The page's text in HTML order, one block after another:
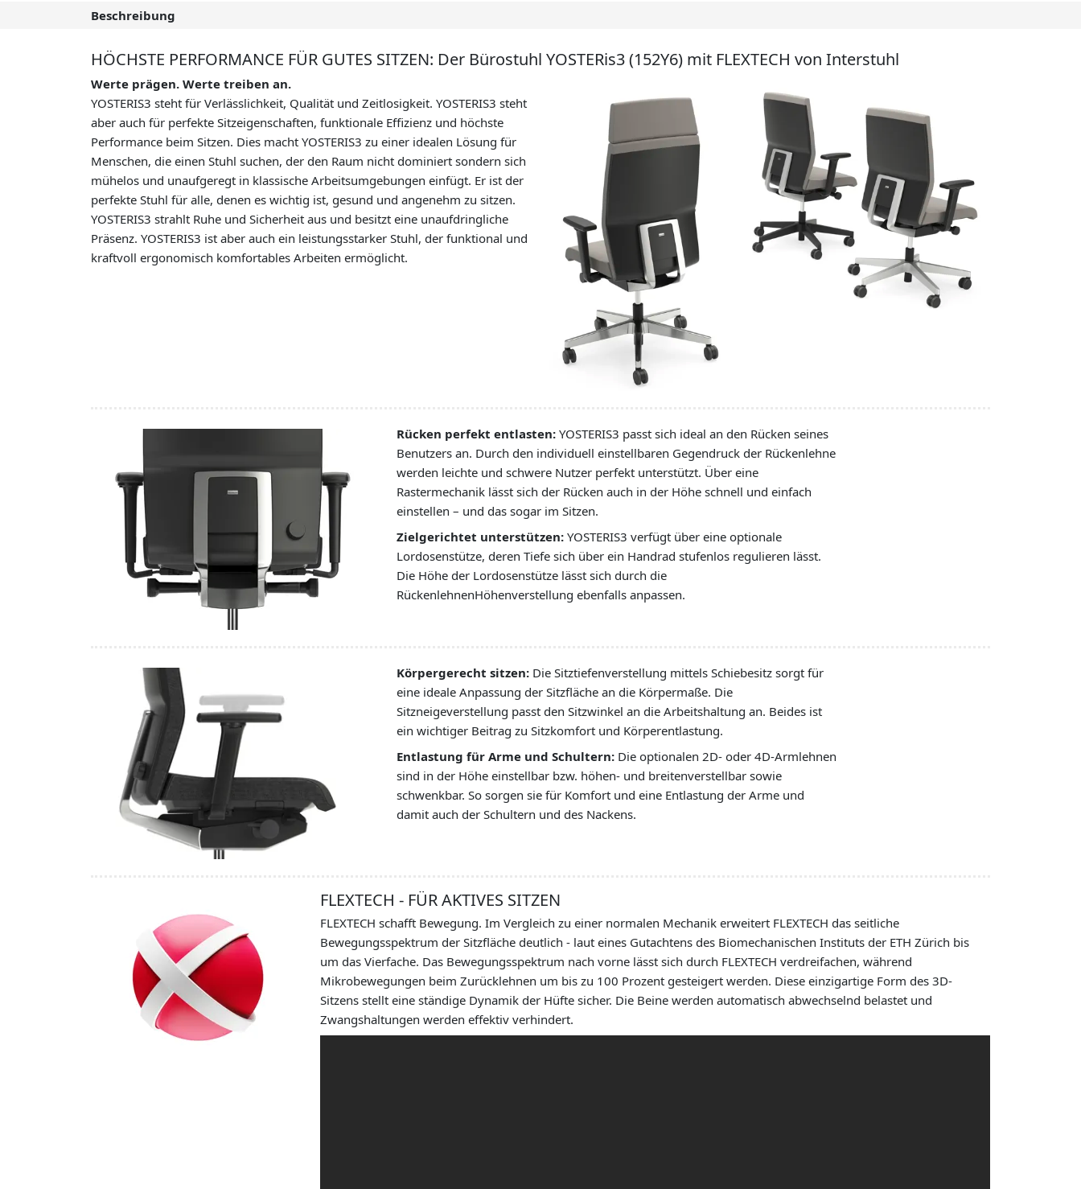
Beschreibung
HÖCHSTE PERFORMANCE FÜR GUTES SITZEN: Der Bürostuhl YOSTERis3 (152Y6) mit FLEXTECH von Interstuhl
Werte prägen. Werte treiben an.
YOSTERIS3 steht für Verlässlichkeit, Qualität und Zeitlosigkeit. YOSTERIS3 steht
aber auch für perfekte Sitzeigenschaften, funktionale Effizienz und höchste
Performance beim Sitzen. Dies macht YOSTERIS3 zu einer idealen Lösung für
Menschen, die einen Stuhl suchen, der den Raum nicht dominiert sondern sich
mühelos und unaufgeregt in klassische Arbeitsumgebungen einfügt. Er ist der
perfekte Stuhl für alle, denen es wichtig ist, gesund und angenehm zu sitzen.
YOSTERIS3 strahlt Ruhe und Sicherheit aus und besitzt eine unaufdringliche
Präsenz. YOSTERIS3 ist aber auch ein leistungsstarker Stuhl, der funktional und
kraftvoll ergonomisch komfortables Arbeiten ermöglicht.
Rücken perfekt entlasten: YOSTERIS3 passt sich ideal an den Rücken seines
Benutzers an. Durch den individuell einstellbaren Gegendruck der Rückenlehne
werden leichte und schwere Nutzer perfekt unterstützt. Über eine
Rastermechanik lässt sich der Rücken auch in der Höhe schnell und einfach
einstellen – und das sogar im Sitzen.
Zielgerichtet unterstützen: YOSTERIS3 verfügt über eine optionale
Lordosenstütze, deren Tiefe sich über ein Handrad stufenlos regulieren lässt.
Die Höhe der Lordosenstütze lässt sich durch die
RückenlehnenHöhenverstellung ebenfalls anpassen.
Körpergerecht sitzen: Die Sitztiefenverstellung mittels Schiebesitz sorgt für
eine ideale Anpassung der Sitzfläche an die Körpermaße. Die
Sitzneigeverstellung passt den Sitzwinkel an die Arbeitshaltung an. Beides ist
ein wichtiger Beitrag zu Sitzkomfort und Körperentlastung.
Entlastung für Arme und Schultern: Die optionalen 2D- oder 4D-Armlehnen
sind in der Höhe einstellbar bzw. höhen- und breitenverstellbar sowie
schwenkbar. So sorgen sie für Komfort und eine Entlastung der Arme und
damit auch der Schultern und des Nackens.
FLEXTECH - FÜR AKTIVES SITZEN
FLEXTECH schafft Bewegung. Im Vergleich zu einer normalen Mechanik erweitert FLEXTECH das seitliche
Bewegungsspektrum der Sitzfläche deutlich - laut eines Gutachtens des Biomechanischen Instituts der ETH Zürich bis
um das Vierfache. Das Bewegungsspektrum nach vorne lässt sich durch FLEXTECH verdreifachen, während
Mikrobewegungen beim Zurücklehnen um bis zu 100 Prozent gesteigert werden. Diese einzigartige Form des 3D-
Sitzens stellt eine ständige Dynamik der Hüfte sicher. Die Beine werden automatisch abwechselnd belastet und
Zwangshaltungen werden effektiv verhindert.